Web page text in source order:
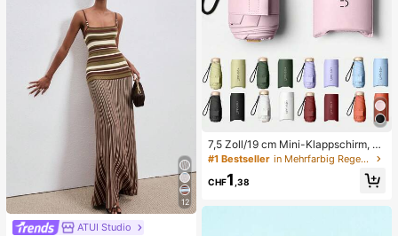
12
ATUI Studio
7,5 Zoll/19 cm Mini-Klappschirm, R
egenschirm für Frauen, tragbarer O
utdoor-Sonnenschirm, UV-Schutz-
Sonnenschirm mit Tragetasche, Rei
#1 Bestseller in Mehrfarbig Regenschirme
CHF1 ,38